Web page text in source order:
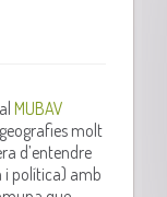
MUBAV
molt
d’entendre
i política) amb